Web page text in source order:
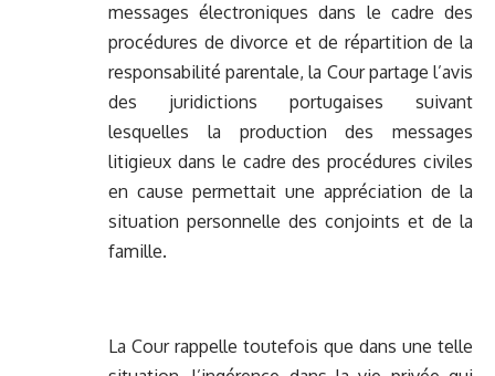
messages électroniques dans le cadre des
procédures de divorce et de répartition de la
responsabilité parentale, la Cour partage l’avis
des juridictions portugaises suivant
lesquelles la production des messages
litigieux dans le cadre des procédures civiles
en cause permettait une appréciation de la
situation personnelle des conjoints et de la
famille.
La Cour rappelle toutefois que dans une telle